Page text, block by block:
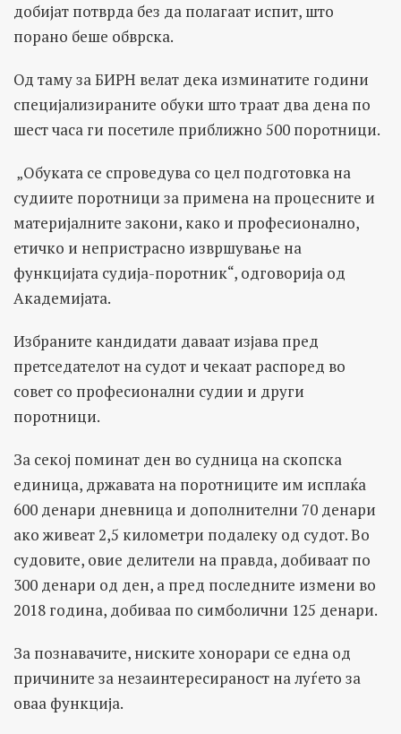
добијат потврда без да полагаат испит, што
порано беше обврска.
Од таму за БИРН велат дека изминатите години
специјализираните обуки што траат два дена по
шест часа ги посетиле приближно 500 поротници.
„Обуката се спроведува со цел подготовка на
судиите поротници за примена на процесните и
материјалните закони, како и професионално,
етичко и непристрасно извршување на
функцијата судија-поротник“, oдговорија од
Академијата.
Избраните кандидати даваат изјава пред
претседателот на судот и чекаат распоред во
совет со професионални судии и други
поротници.
За секој поминат ден во судница на скопска
единица, државата на поротниците им исплаќа
600 денари дневница и дополнителни 70 денари
ако живеат 2,5 километри подалеку од судот. Во
судовите, овие делители на правда, добиваат по
300 денари од ден, а пред последните измени во
2018 година, добиваа по симболични 125 денари.
За познавачите, ниските хонорари се една од
причините за незаинтересираност на луѓето за
оваа функција.